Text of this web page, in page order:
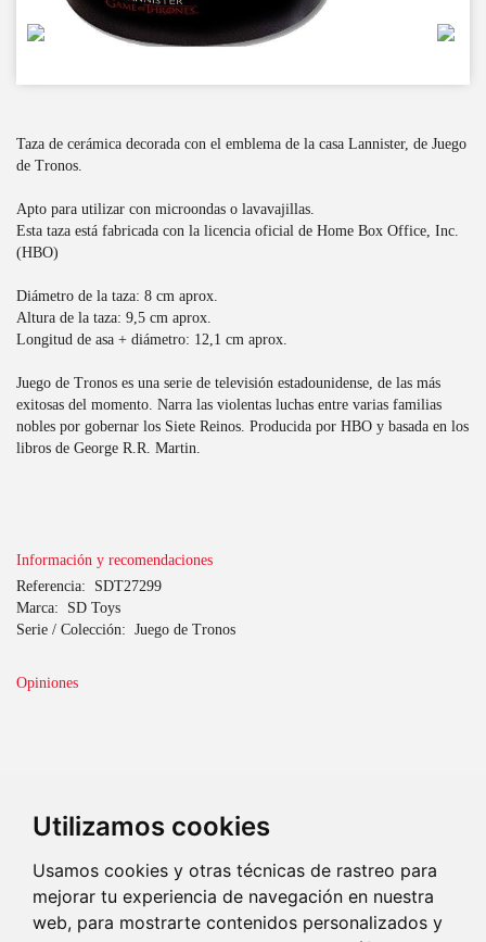
Utilizamos cookies
Usamos cookies y otras técnicas de rastreo para
mejorar tu experiencia de navegación en nuestra
web, para mostrarte contenidos personalizados y
Taza de cerámica decorada con el emblema de la casa Lannister, de Juego
de Tronos.
Apto para utilizar con microondas o lavavajillas.
Esta taza está fabricada con la licencia oficial de Home Box Office, Inc.
(HBO)
Diámetro de la taza: 8 cm aprox.
Altura de la taza: 9,5 cm aprox.
Longitud de asa + diámetro: 12,1 cm aprox.
Juego de Tronos es una serie de televisión estadounidense, de las más
exitosas del momento. Narra las violentas luchas entre varias familias
nobles por gobernar los Siete Reinos. Producida por HBO y basada en los
libros de George R.R. Martin.
Información y recomendaciones
Referencia: SDT27299
Marca: SD Toys
Serie / Colección: Juego de Tronos
Opiniones
Lo tenemos
Imaginación Regala ilusión
Envío